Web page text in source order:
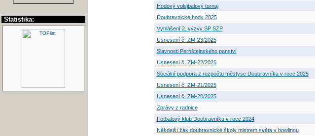
Statistika:
Hodový volejbalový turnaj
Doubravnické hody 2025
Vyhlášení 2. výzvy SP SZP
Usnesení č. ZM-23/2025
Slavnosti Pernštejnského panství
Usnesení č. ZM-22/2025
Sociální podpora z rozpočtu městyse Doubravníka v roce 2025
Usnesení č. ZM-21/2025
Usnesení č. ZM-20/2025
Zprávy z radnice
Fotbalový klub Doubravníku v roce 2024
Někdejší žák doubravnické školy mistrem světa v bowlingu